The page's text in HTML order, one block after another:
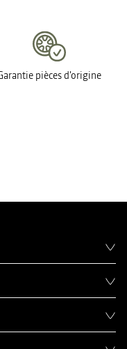
pièces d'origine